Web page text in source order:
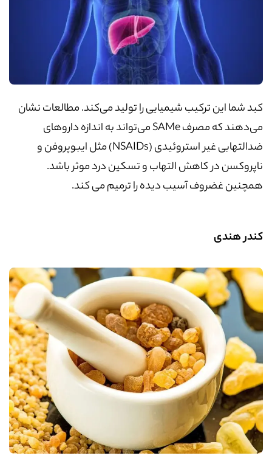
کبد شما این ترکیب شیمیایی را تولید می‌کند. مطالعات نشان
می‌دهند که مصرف SAMe می‌تواند به اندازه داروهای
ضدالتهابی غیر استروئیدی (NSAIDs) مثل ایبوپروفن و
ناپروکسن در کاهش التهاب و تسکین درد موثر باشد.
همچنین غضروف آسیب دیده را ترمیم می کند.
کندر هندی